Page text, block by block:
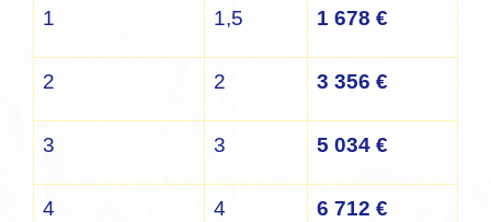
1 1,5 1 678 €
2 2 3 356 €
3 3 5 034 €
4 4 6 712 €